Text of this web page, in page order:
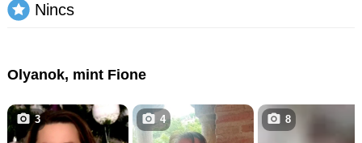
Nincs
Olyanok, mint Fione
3 4 8